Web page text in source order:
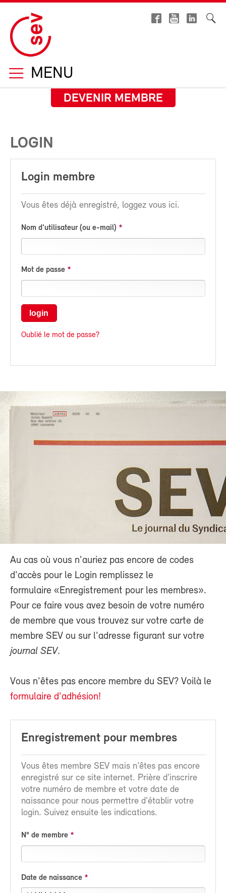
MENU
DEVENIR MEMBRE
LOGIN
Login membre
Vous êtes déjà enregistré, loggez vous ici.
Nom d'utilisateur (ou e-mail)
Mot de passe
login
Oublié le mot de passe?
Au cas où vous n'auriez pas encore de codes
d'accès pour le Login remplissez le
formulaire «Enregistrement pour les membres».
Pour ce faire vous avez besoin de votre numéro
de membre que vous trouvez sur votre carte de
membre SEV ou sur l'adresse figurant sur votre
journal SEV.
Vous n'êtes pas encore membre du SEV? Voilà le
formulaire d'adhésion!
Enregistrement pour membres
Vous êtes membre SEV mais n'êtes pas encore
enregistré sur ce site internet. Prière d'inscrire
votre numéro de membre et votre date de
naissance pour nous permettre d'établir votre
login. Suivez ensuite les indications.
N° de membre
Date de naissance